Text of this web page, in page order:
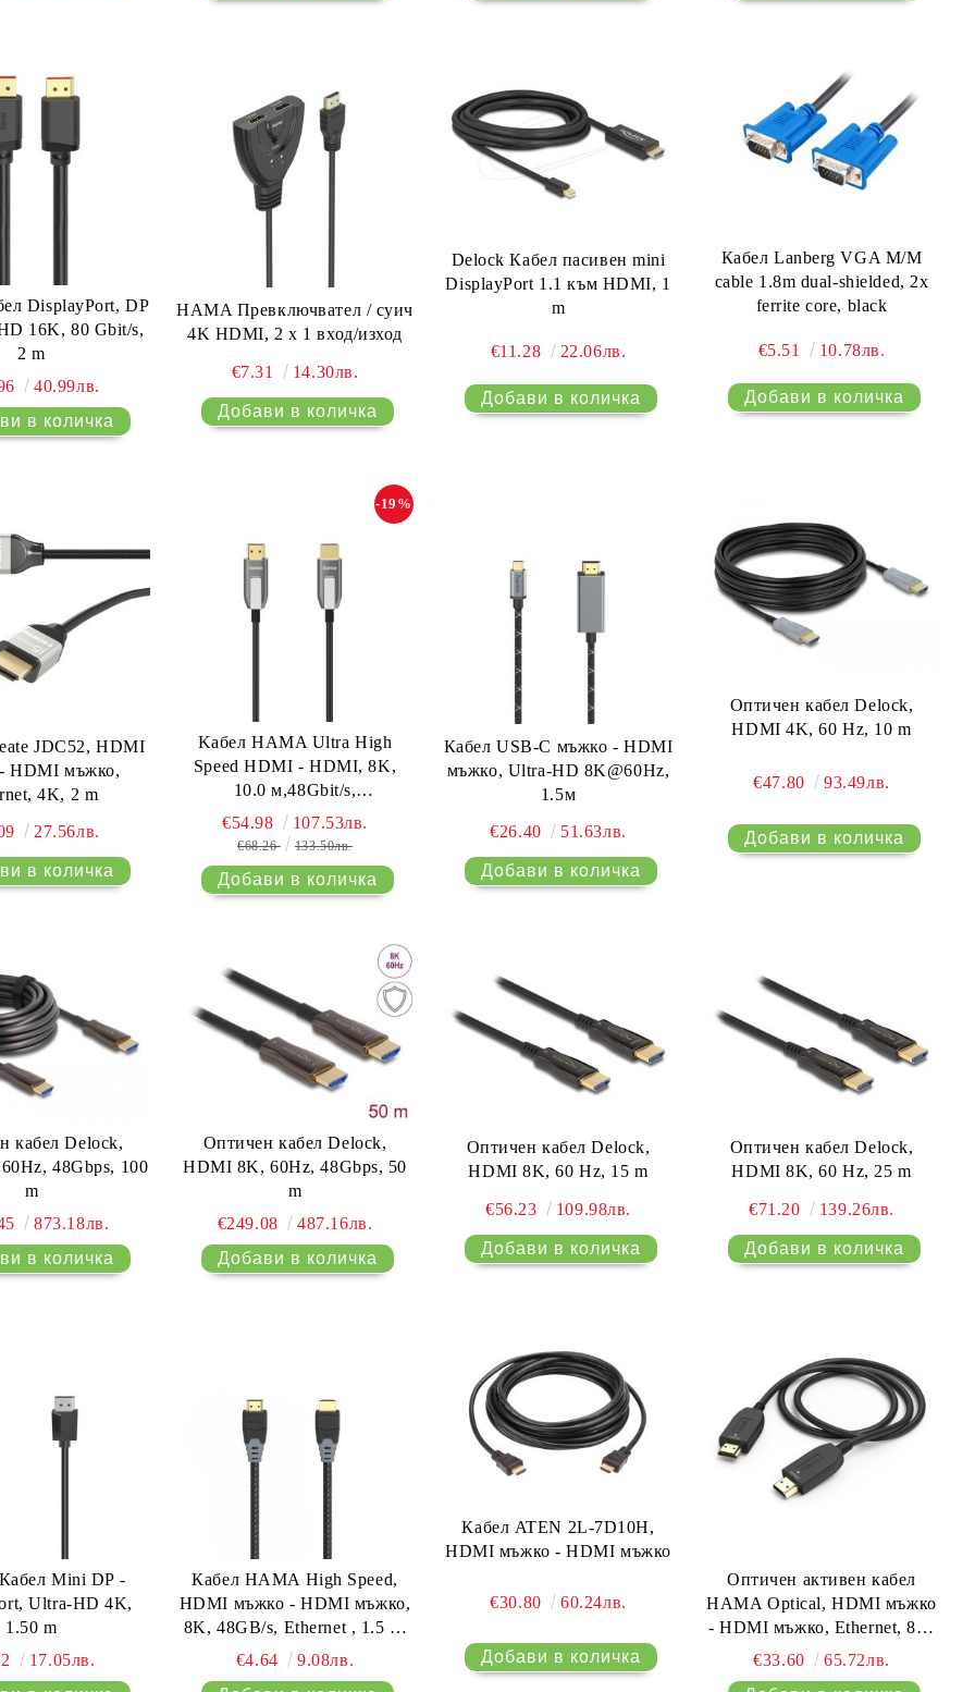
DisplayPort, DP
16K, 80 Gbit/s,
2 m
40.99лв.
HAMA Превключвател / суич
4K HDMI, 2 x 1 вход/изход
€7.31 14.30лв.
Delock Кабел пасивен mini
DisplayPort 1.1 към HDMI, 1
m
€11.28 22.06лв.
Кабел Lanberg VGA M/M
cable 1.8m dual-shielded, 2x
ferrite core, black
€5.51 10.78лв.
JDC52, HDMI
HDMI мъжко,
4K, 2 m
27.56лв.
Kабел HAMA Ultra High
Speed HDMI - HDMI, 8K,
10.0 м,48Gbit/s,
сертифициран
-19%
€54.98 107.53лв.
€68.26 133.50лв.
Кабел USB-C мъжко - HDMI
мъжко, Ultra-HD 8K@60Hz,
1.5м
€26.40
51.63лв.
Оптичен кабел Delock,
HDMI 4K, 60 Hz, 10 m
€47.80 93.49лв.
кабел Delock,
48Gbps, 100
m
873.18лв.
Оптичен кабел Delock,
HDMI 8K, 60Hz, 48Gbps, 50
m
€249.08
487.16лв.
Оптичен кабел Delock,
HDMI 8K, 60 Hz, 15 m
€56.23 109.98лв.
Оптичен кабел Delock,
HDMI 8K, 60 Hz, 25 m
€71.20 139.26лв.
Mini DP -
Ultra-HD 4K,
1.50 m
17.05лв.
Кабел HAMA High Speed,
HDMI мъжко - HDMI мъжко,
8K, 48GB/s, Ethernet , 1.5 м,
Позл. конектори, Черен
€4.64 9.08лв.
Кабел ATEN 2L-7D10H,
HDMI мъжко - HDMI мъжко
€30.80 60.24лв.
Оптичен активен кабел
HAMA Optical, HDMI мъжко
- HDMI мъжко, Ethernet, 8K,
205345
€33.60 65.72лв.